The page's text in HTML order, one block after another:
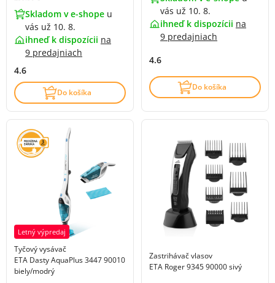
Skladom v e-shope u
vás už 10. 8.
ihneď k dispozícii na
9 predajniach
4.6
Do košíka
vás už 10. 8.
ihneď k dispozícii na
9 predajniach
4.6
Do košíka
Letný výpredaj
Tyčový vysávač
ETA Dasty AquaPlus 3447 90010
biely/modrý
Zastrihávač vlasov
ETA Roger 9345 90000 sivý